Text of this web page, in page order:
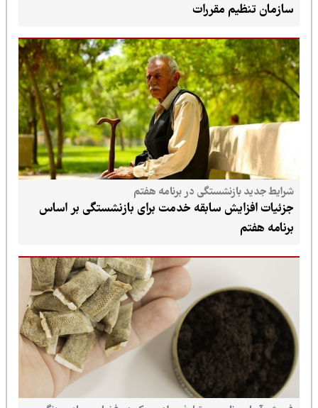
سازمان تنظیم مقررات
شرایط جدید بازنشستگی در برنامه هفتم
جزئیات افزایش سابقه خدمت برای بازنشستگی بر اساس
برنامه هفتم